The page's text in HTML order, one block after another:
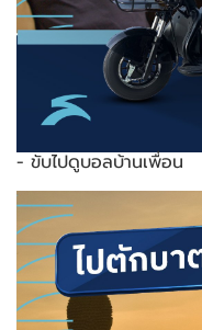
- ขับไปดูบอลบ้านเพื่อน